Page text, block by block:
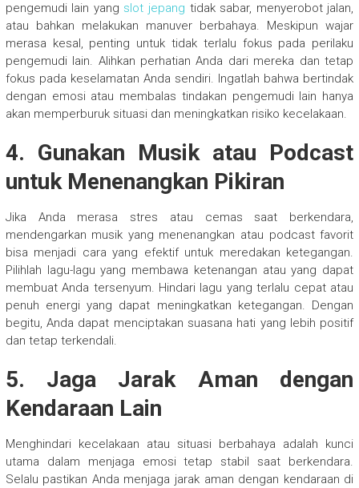
pengemudi lain yang slot jepang tidak sabar, menyerobot jalan,
atau bahkan melakukan manuver berbahaya. Meskipun wajar
merasa kesal, penting untuk tidak terlalu fokus pada perilaku
pengemudi lain. Alihkan perhatian Anda dari mereka dan tetap
fokus pada keselamatan Anda sendiri. Ingatlah bahwa bertindak
dengan emosi atau membalas tindakan pengemudi lain hanya
akan memperburuk situasi dan meningkatkan risiko kecelakaan.
4. Gunakan Musik atau Podcast
untuk Menenangkan Pikiran
Jika Anda merasa stres atau cemas saat berkendara,
mendengarkan musik yang menenangkan atau podcast favorit
bisa menjadi cara yang efektif untuk meredakan ketegangan.
Pilihlah lagu-lagu yang membawa ketenangan atau yang dapat
membuat Anda tersenyum. Hindari lagu yang terlalu cepat atau
penuh energi yang dapat meningkatkan ketegangan. Dengan
begitu, Anda dapat menciptakan suasana hati yang lebih positif
dan tetap terkendali.
5. Jaga Jarak Aman dengan
Kendaraan Lain
Menghindari kecelakaan atau situasi berbahaya adalah kunci
utama dalam menjaga emosi tetap stabil saat berkendara.
Selalu pastikan Anda menjaga jarak aman dengan kendaraan di